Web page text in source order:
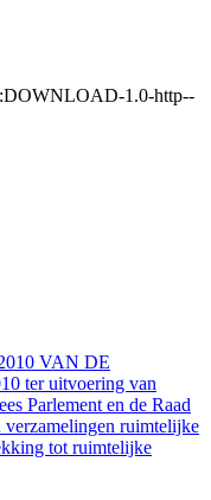
1.0-http--
VAN DE
ter uitvoering van
Parlement en de Raad
verzamelingen ruimtelijke
tot ruimtelijke